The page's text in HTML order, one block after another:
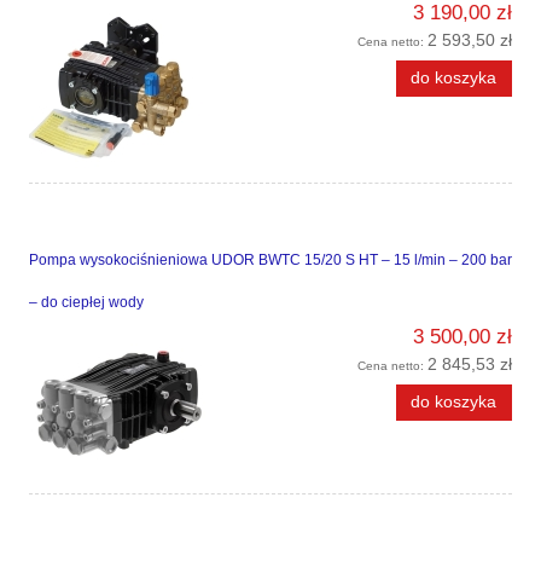
3 190,00 zł
Cena netto: 2 593,50 zł
do koszyka
Pompa wysokociśnieniowa UDOR BWTC 15/20 S HT – 15 l/min – 200 bar
– do ciepłej wody
3 500,00 zł
Cena netto: 2 845,53 zł
do koszyka